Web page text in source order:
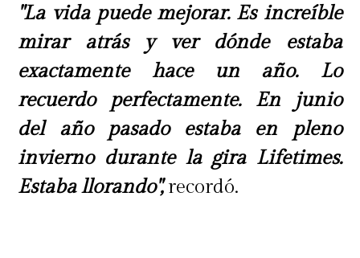
"La vida puede mejorar. Es increíble
mirar atrás y ver dónde estaba
exactamente hace un año. Lo
recuerdo perfectamente. En junio
del año pasado estaba en pleno
invierno durante la gira Lifetimes.
Estaba llorando", recordó.